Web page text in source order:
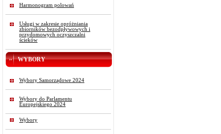
Harmonogram polowań
Usługi w zakresie opróżniania
zbiorników bezodpływowych i
przydomowych oczyszczalni
ścieków
WYBORY
Wybory Samorządowe 2024
Wybory do Parlamentu
Europejskiego 2024
Wybory